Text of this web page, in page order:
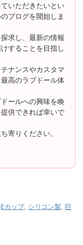
いただきたいとい
ブログを開始しま
求し、最新の情報
することを目指し
ナンスやカスタマ
高のラブドール体
ールへの興味を喚
供できれば幸いで
寄りください。
Eカップ, シリコン製, 巨